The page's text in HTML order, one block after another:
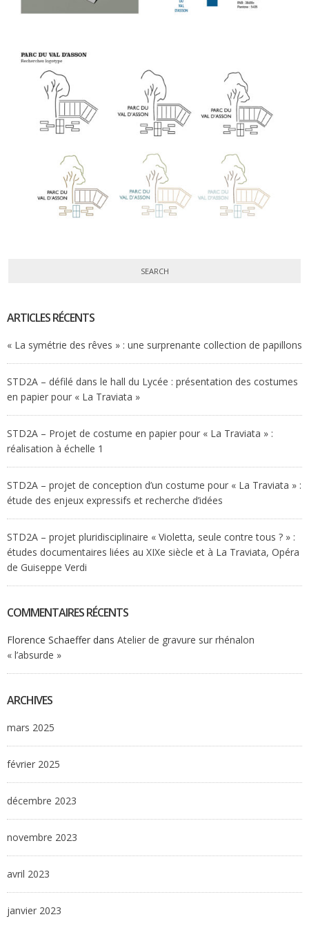
ARTICLES RÉCENTS
« La symétrie des rêves » : une surprenante collection de papillons
STD2A – défilé dans le hall du Lycée : présentation des costumes
en papier pour « La Traviata »
STD2A – Projet de costume en papier pour « La Traviata » :
réalisation à échelle 1
STD2A – projet de conception d’un costume pour « La Traviata » :
étude des enjeux expressifs et recherche d’idées
STD2A – projet pluridisciplinaire « Violetta, seule contre tous ? » :
études documentaires liées au XIXe siècle et à La Traviata, Opéra
de Guiseppe Verdi
COMMENTAIRES RÉCENTS
Florence Schaeffer dans Atelier de gravure sur rhénalon
« l’absurde »
ARCHIVES
mars 2025
février 2025
décembre 2023
novembre 2023
avril 2023
janvier 2023